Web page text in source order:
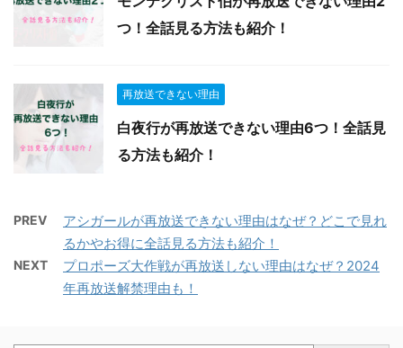
つ！全話見る方法も紹介！
再放送できない理由
白夜行が再放送できない理由6つ！全話見
る方法も紹介！
PREV
アシガールが再放送できない理由はなぜ？どこで見れ
るかやお得に全話見る方法も紹介！
NEXT
プロポーズ大作戦が再放送しない理由はなぜ？2024
年再放送解禁理由も！